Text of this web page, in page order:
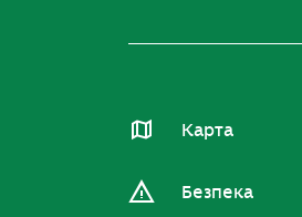
Карта
Безпека